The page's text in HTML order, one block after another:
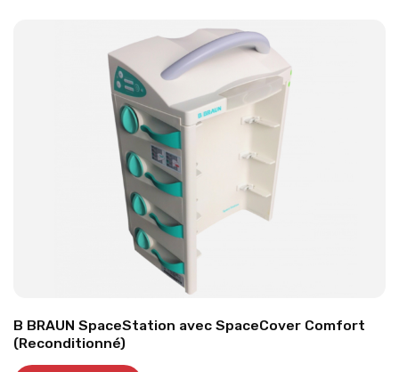
B BRAUN SpaceStation avec SpaceCover Comfort
(Reconditionné)